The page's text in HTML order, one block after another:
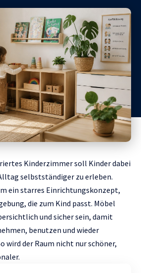
Kinderzimmer soll Kinder dabei
selbstständiger zu erleben.
ein starres Einrichtungskonzept,
die zum Kind passt. Möbel
und sicher sein, damit
benutzen und wieder
wird der Raum nicht nur schöner,